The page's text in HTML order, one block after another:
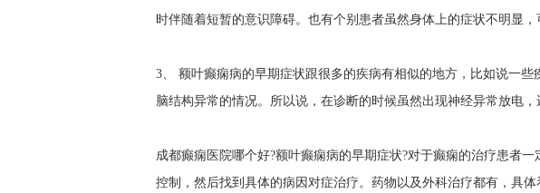
时伴随着短暂的意识障碍。也有个别患者虽然身体上的症状不明显，
3、 额叶癫痫病的早期症状跟很多的疾病有相似的地方，比如说一
脑结构异常的情况。所以说，在诊断的时候虽然出现神经异常放电，
成都癫痫医院哪个好?额叶癫痫病的早期症状?对于癫痫的治疗患者
控制，然后找到具体的病因对症治疗。药物以及外科治疗都有，具